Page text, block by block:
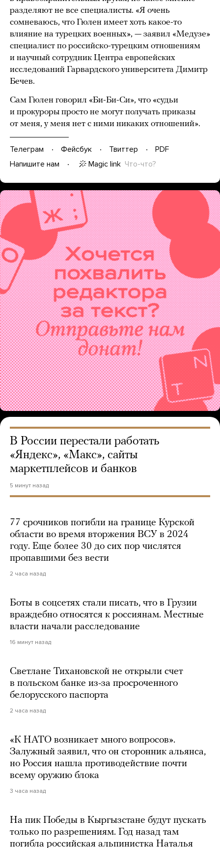
разделяют не все специалисты. «Я очень
сомневаюсь, что Гюлен имеет хоть какое-то
влияние на турецких военных», — заявил «Медузе»
специалист по российско-турецким отношениям
и научный сотрудник Центра европейских
исследований Гарвардского университета Димитр
Бечев.
Сам Гюлен говорил «Би-Би-Си», что «судьи
и прокуроры просто не могут получать приказы
от меня, у меня нет с ними никаких отношений».
Телеграм Фейсбук Твиттер
PDF
Напишите нам
Magic link Что-что?
В России перестали работать
«Яндекс», «Макс», сайты
маркетплейсов и банков
5 минут назад
77 срочников погибли на границе Курской
области во время вторжения ВСУ в 2024
году. Еще более 30 до сих пор числятся
пропавшими без вести
2 часа назад
Боты в соцсетях стали писать, что в Грузии
враждебно относятся к россиянам. Местные
власти начали расследование
16 минут назад
Светлане Тихановской не открыли счет
в польском банке из-за просроченного
белорусского паспорта
2 часа назад
«К НАТО возникает много вопросов».
Залужный заявил, что он сторонник альянса,
но Россия нашла противодействие почти
всему оружию блока
3 часа назад
На пик Победы в Кыргызстане будут пускать
только по разрешениям. Год назад там
погибла российская альпинистка Наталья